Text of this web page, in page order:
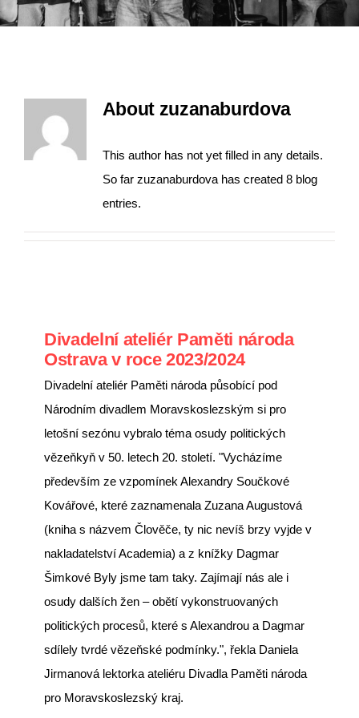
About zuzanaburdova
This author has not yet filled in any details.
So far zuzanaburdova has created 8 blog
entries.
Divadelní ateliér Paměti národa
Ostrava v roce 2023/2024
Divadelní ateliér Paměti národa působící pod
Národním divadlem Moravskoslezským si pro
letošní sezónu vybralo téma osudy politických
vězeňkyň v 50. letech 20. století. "Vycházíme
především ze vzpomínek Alexandry Součkové
Kovářové, které zaznamenala Zuzana Augustová
(kniha s názvem Člověče, ty nic nevíš brzy vyjde v
nakladatelství Academia) a z knížky Dagmar
Šimkové Byly jsme tam taky. Zajímají nás ale i
osudy dalších žen – obětí vykonstruovaných
politických procesů, které s Alexandrou a Dagmar
sdílely tvrdé vězeňské podmínky.", řekla Daniela
Jirmanová lektorka ateliéru Divadla Paměti národa
pro Moravskoslezský kraj.